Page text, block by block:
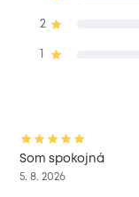
2
Som spokojná
5. 8. 2026